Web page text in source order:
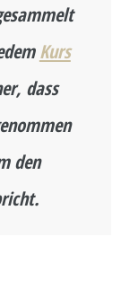
Kurs
dass
den